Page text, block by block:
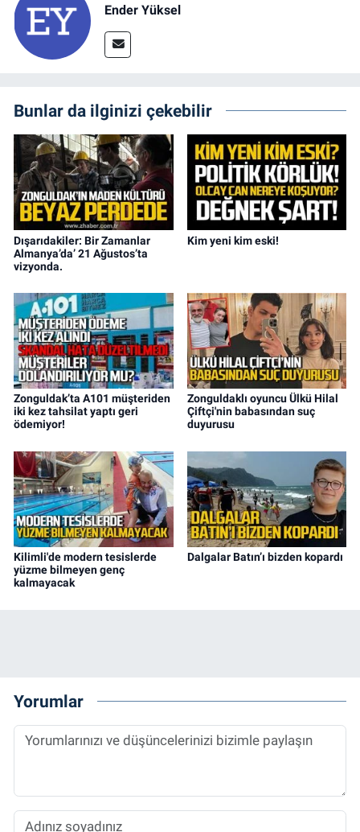
Ender Yüksel
Bunlar da ilginizi çekebilir
Dışarıdakiler: Bir Zamanlar
Almanya’da’ 21 Ağustos’ta
vizyonda.
Kim yeni kim eski!
Zonguldak’ta A101 müşteriden
iki kez tahsilat yaptı geri
ödemiyor!
Zonguldaklı oyuncu Ülkü Hilal
Çiftçi'nin babasından suç
duyurusu
Kilimli'de modern tesislerde
yüzme bilmeyen genç
kalmayacak
Dalgalar Batın’ı bizden kopardı
Yorumlar